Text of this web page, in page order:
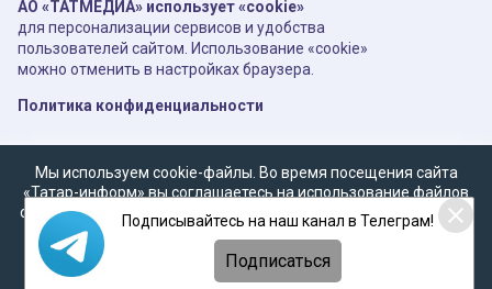
АО «ТАТМЕДИА» использует «cookie»
для персонализации сервисов и удобства
пользователей сайтом. Использование «cookie»
можно отменить в настройках браузера.
Политика конфиденциальности
Мы используем cookie-файлы. Во время посещения сайта
«Татар-информ» вы соглашаетесь на использование файлов
cookie в соответствии с настоящим уведомлением, согласием
наобработку персональных данных,Политикой о
персональных данных
Политикой конфиденциальности
Подписывайтесь на наш канал в Телеграм!
Подписаться